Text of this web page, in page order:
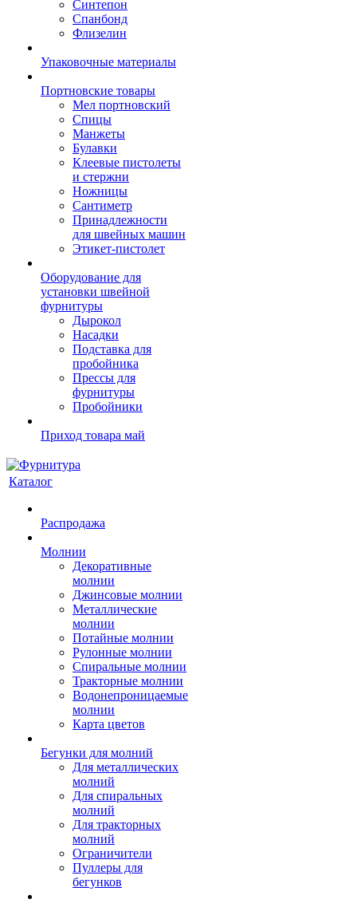
Синтепон
Спанбонд
Флизелин
Упаковочные материалы
Портновские товары
Мел портновский
Спицы
Манжеты
Булавки
Клеевые пистолеты
и стержни
Ножницы
Сантиметр
Принадлежности
для швейных машин
Этикет-пистолет
Оборудование для
установки швейной
фурнитуры
Дырокол
Насадки
Подставка для
пробойника
Прессы для
фурнитуры
Пробойники
Приход товара май
Каталог
Распродажа
Молнии
Декоративные
молнии
Джинсовые молнии
Металлические
молнии
Потайные молнии
Рулонные молнии
Спиральные молнии
Тракторные молнии
Водонепроницаемые
молнии
Карта цветов
Бегунки для молний
Для металлических
молний
Для спиральных
молний
Для тракторных
молний
Ограничители
Пуллеры для
бегунков